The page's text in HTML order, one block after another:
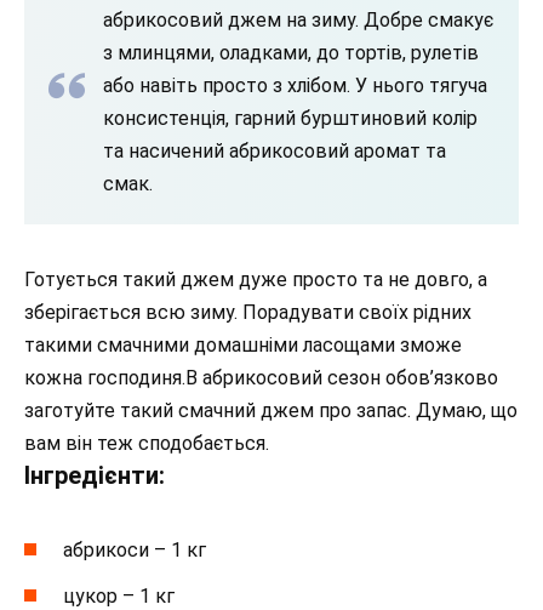
абрикосовий джем на зиму. Добре смакує
з млинцями, оладками, до тортів, рулетів
або навіть просто з хлібом. У нього тягуча
консистенція, гарний бурштиновий колір
та насичений абрикосовий аромат та
смак.
Готується такий джем дуже просто та не довго, а
зберігається всю зиму. Порадувати своїх рідних
такими смачними домашніми ласощами зможе
кожна господиня.В абрикосовий сезон обов’язково
заготуйте такий смачний джем про запас. Думаю, що
вам він теж сподобається.
Інгредієнти:
абрикоси – 1 кг
цукор – 1 кг